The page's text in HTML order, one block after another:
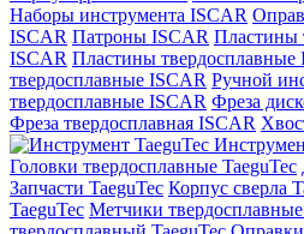
Наборы инструмента ISCAR
ISCAR Патроны ISCAR Пластины
ISCAR Пластины твердосплавные
твердосплавные ISCAR Ручной
твердосплавные ISCAR Фреза
Фреза твердосплавная ISCAR
Головки твердосплавные TaeguTec
Запчасти TaeguTec Корпус сверла
TaeguTec Метчики твердосплавные